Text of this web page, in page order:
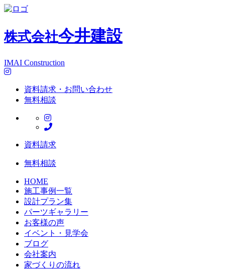
株式会社今井建設
IMAI Construction
資料請求・お問い合わせ
無料相談
資料請求
無料相談
HOME
施工事例一覧
設計プラン集
パーツギャラリー
お客様の声
イベント・見学会
ブログ
会社案内
家づくりの流れ